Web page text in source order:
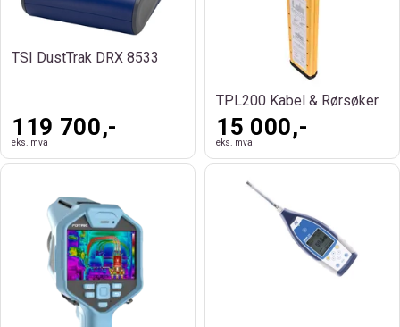
TSI DustTrak DRX 8533
119 700,-
eks. mva
TPL200 Kabel & Rørsøker
15 000,-
eks. mva